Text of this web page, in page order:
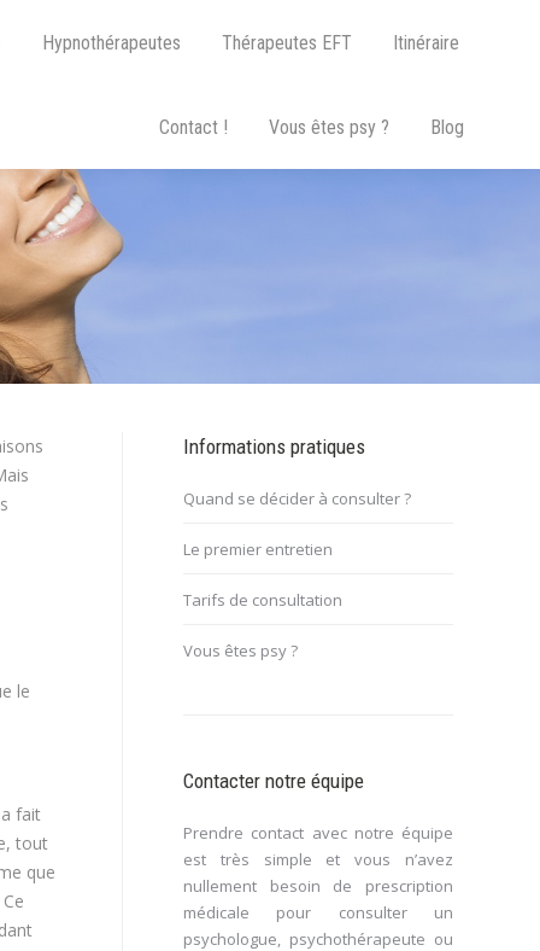
Hypnothérapeutes Thérapeutes EFT Itinéraire
Contact ! Vous êtes psy ? Blog
le
fait
tout
que
Informations pratiques
Quand se décider à consulter ?
Le premier entretien
Tarifs de consultation
Vous êtes psy ?
Contacter notre équipe
Prendre contact avec notre équipe
est très simple et vous n’avez
nullement besoin de prescription
médicale pour consulter un
psychologue, psychothérapeute ou